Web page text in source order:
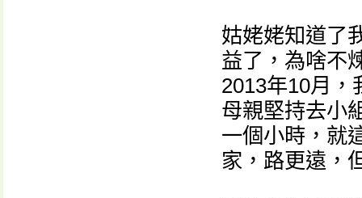
姑姥姥知道了
益了，為啥不
2013年10月，
母親堅持去小
一個小時，就
家，路更遠，